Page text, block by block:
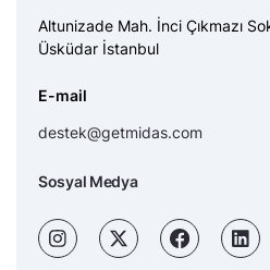
Altunizade Mah. İnci Çıkmazı
Üsküdar İstanbul
E-mail
destek@getmidas.com
Sosyal Medya